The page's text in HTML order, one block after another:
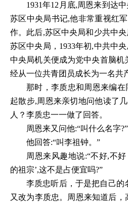
1931年12月底,周恩来到达
苏区中央局书记,他非常重视红
作。此后,苏区中央局和少共中
苏区中央局，1933年初,中共中
中央局机关便成为党中央首脑机
经从一位共青团员成长为一名共
那时，李质忠和周恩来编
起散步,周恩来亲切地问他读了
人？李质忠一一做了回答。
周恩来又问他:“叫什么名字?”
他回答:“叫李祖钟。”
周恩来风趣地说:“不好,不
的祖宗’,这不是占便宜吗?”
李质忠听后，于是把自己的
又改为李质忠。周恩来知道后，